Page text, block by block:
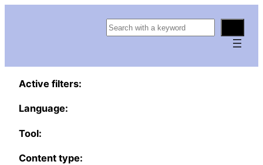
S
Active filters:
Language:
Tool:
Content type: